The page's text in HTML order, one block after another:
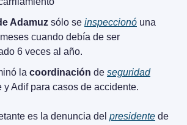
Adamuz sólo se inspeccionó una
cuando debía de ser
6 veces al año.
la coordinación de seguridad
y Adif para casos de accidente.
es la denuncia del presidente de